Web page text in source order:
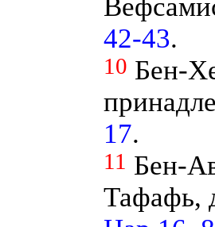
42-43.
10 Бен-
17.
11 Бен-
Тафафь,